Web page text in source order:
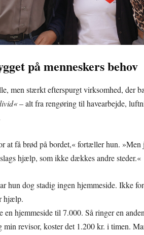
på menneskers behov
men stærkt efterspurgt virksomhed, der
– alt fra rengøring til havearbejde,
at få brød på bordet,« fortæller hun.
hjælp, som ikke dækkes andre steder.«
hun dog stadig ingen hjemmeside. Ikke
hjælp.
hjemmeside til 7.000. Så ringer en
min revisor, koster det 1.200 kr. i timen.